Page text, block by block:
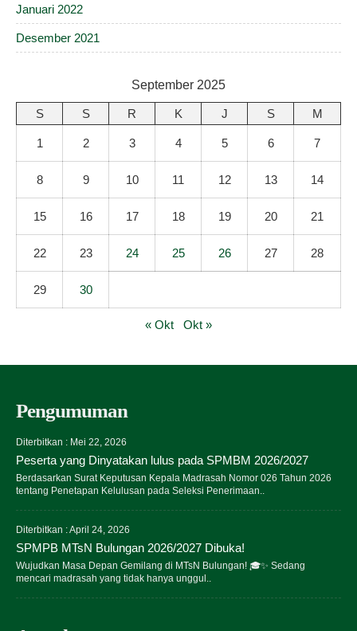
Januari 2022
Desember 2021
September 2025
S S R K J S M
1 2 3 4 5 6 7
8 9 10 11 12 13 14
15 16 17 18 19 20 21
22 23 24 25 26 27 28
29 30
« Okt Okt »
Pengumuman
Diterbitkan : Mei 22, 2026
Peserta yang Dinyatakan lulus pada SPMBM 2026/2027
Berdasarkan Surat Keputusan Kepala Madrasah Nomor 026 Tahun 2026
tentang Penetapan Kelulusan pada Seleksi Penerimaan..
Diterbitkan :April 24, 2026
SPMPB MTsN Bulungan 2026/2027 Dibuka!
Wujudkan Masa Depan Gemilang di MTsN Bulungan! 🎓✨ Sedang
mencari madrasah yang tidak hanya unggul..